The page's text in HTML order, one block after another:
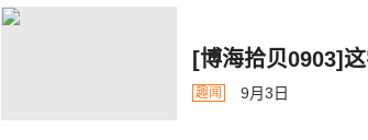
[博海拾贝0903]
趣闻 9月3日